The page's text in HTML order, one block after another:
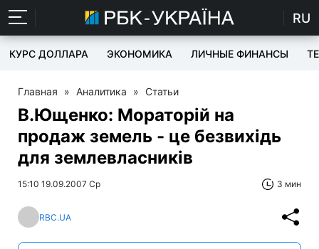
RU
КУРС ДОЛЛАРА ЭКОНОМИКА ЛИЧНЫЕ ФИНАНСЫ
Главная » Аналитика » Статьи
В.Ющенко: Мораторій на
продаж земель - це безвихідь
для землевласників
15:10 19.09.2007 Ср 3 мин
RBC.UA